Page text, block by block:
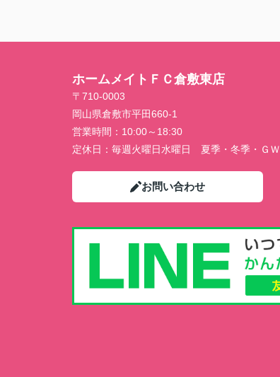
ホームメイトＦＣ倉敷東店
〒710-0003
岡山県倉敷市平田660-1
営業時間： 10:00～18:30
定休日： 毎週火曜日水曜日 夏季・冬季・ＧＷ
お問い合わせ